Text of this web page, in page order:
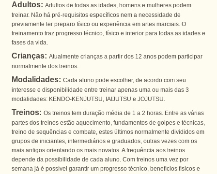
Adultos: Adultos de todas as idades, homens e mulheres podem
treinar. Não há pré-requisitos específicos nem a necessidade de
previamente ter preparo físico ou experiência em artes marciais. O
treinamento traz progresso técnico, físico e interior para todas as idades e
fases da vida.
Crianças: Atualmente crianças a partir dos 12 anos podem participar
normalmente dos treinos.
Modalidades: Cada aluno pode escolher, de acordo com seu
interesse e disponibilidade entre treinar apenas uma ou mais das 3
modalidades: KENDO-KENJUTSU, IAIJUTSU e JOJUTSU.
Treinos: Os treinos tem duração média de 1 a 2 horas. Entre as várias
partes dos treinos estão aquecimento, fundamentos de golpes e técnicas,
treino de sequências e combate, estes últimos normalmente divididos em
grupos de iniciantes, intermediários e graduados, outras vezes com os
mais antigos orientando os mais novatos. A frequência aos treinos
depende da possibilidade de cada aluno. Com treinos uma vez por
semana já é possível garantir um progresso técnico, benefícios físicos e